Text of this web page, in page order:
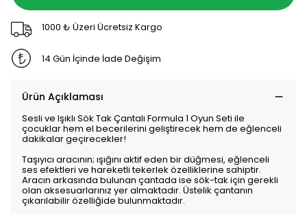
1000 ₺ Üzeri Ücretsiz Kargo
14 Gün İçinde İade Değişim
Ürün Açıklaması
Sesli ve Işıklı Sök Tak Çantalı Formula 1 Oyun Seti ile
çocuklar hem el becerilerini geliştirecek hem de eğlenceli
dakikalar geçirecekler!
Taşıyıcı aracının; ışığını aktif eden bir düğmesi, eğlenceli
ses efektleri ve hareketli tekerlek özelliklerine sahiptir.
Aracın arkasında bulunan çantada ise sök-tak için gerekli
olan aksesuarlarınız yer almaktadır. Üstelik çantanın
çıkarılabilir özelliğide bulunmaktadır.